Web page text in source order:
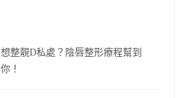
想整靚D私處？陰唇整形療程幫到
你！